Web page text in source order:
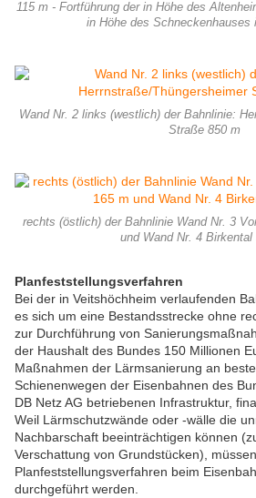
115 m - Fortführung der in Höhe des
in Höhe des Schneckenhauses
Wand Nr. 2 links (westlich) der Bahnlinie:
Straße 850 m
rechts (östlich) der Bahnlinie Wand Nr. 3
und Wand Nr. 4 Birkental
Planfeststellungsverfahren
Bei der in Veitshöchheim verlaufenden
es sich um eine Bestandsstrecke ohne
zur Durchführung von
der Haushalt des Bundes 150 Millionen
Maßnahmen der Lärmsanierung an
Schienenwegen der Eisenbahnen des
DB Netz AG betriebenen Infrastruktur,
Weil Lärmschutzwände oder -wälle die
Nachbarschaft beeinträchtigen können
Verschattung von Grundstücken),
Planfeststellungsverfahren beim
durchgeführt werden.